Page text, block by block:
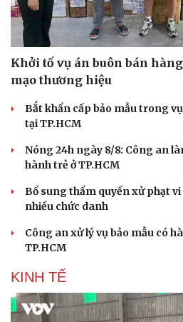
Khởi tố vụ án buôn bán
mạo thương hiệu
Bắt khẩn cấp bảo mẫu trong
tại TP.HCM
Nóng 24h ngày 8/8: Công an
hành trẻ ở TP.HCM
Bổ sung thẩm quyền xử phạt
nhiều chức danh
Công an xử lý vụ bảo mẫu có
TP.HCM
KINH TẾ